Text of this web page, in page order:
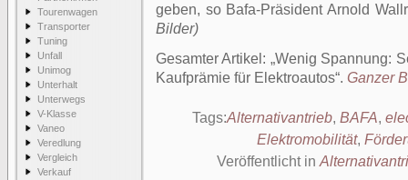
Tourenwagen
Transporter
Tuning
Unfall
Unimog
Unterhalt
Unterwegs
V-Klasse
Vaneo
Veredlung
Vergleich
Verkauf
geben, so Bafa-Präsident Arnold
Bilder)
Gesamter Artikel:
Wenig Spannung:
Kaufprämie für Elektroautos . Ganzer
Tags:Alternativantrieb, BAFA,
Elektromobilität,
Veröffentlicht in